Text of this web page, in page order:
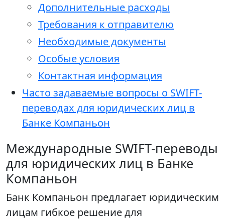
Дополнительные расходы
Требования к отправителю
Необходимые документы
Особые условия
Контактная информация
Часто задаваемые вопросы о SWIFT-
переводах для юридических лиц в
Банке Компаньон
Международные SWIFT-переводы
для юридических лиц в Банке
Компаньон
Банк Компаньон предлагает юридическим
лицам гибкое решение для